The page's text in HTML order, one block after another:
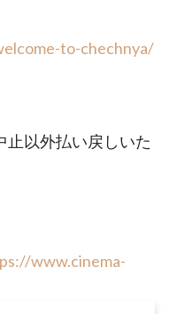
to-chechnya/
以外払い戻しいた
www.cinema-